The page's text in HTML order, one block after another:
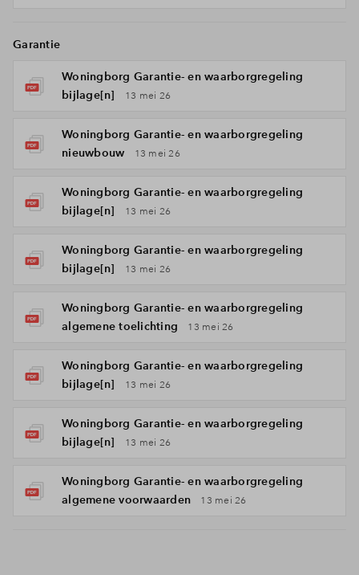
Garantie
Woningborg Garantie- en waarborgregeling
bijlage[n]
13 mei 26
Woningborg Garantie- en waarborgregeling
nieuwbouw
13 mei 26
Woningborg Garantie- en waarborgregeling
bijlage[n]
13 mei 26
Woningborg Garantie- en waarborgregeling
bijlage[n]
13 mei 26
Woningborg Garantie- en waarborgregeling
algemene toelichting
13 mei 26
Woningborg Garantie- en waarborgregeling
bijlage[n]
13 mei 26
Woningborg Garantie- en waarborgregeling
bijlage[n]
13 mei 26
Woningborg Garantie- en waarborgregeling
algemene voorwaarden
13 mei 26